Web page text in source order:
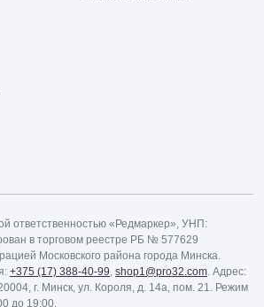
ответственностью «Редмаркер», УНП:
в торговом реестре РБ № 577629
Московского района города Минска.
+375 (17) 388-40-99, shop1@pro32.com. Адрес:
г. Минск, ул. Короля, д. 14а, пом. 21. Режим
до 19:00.